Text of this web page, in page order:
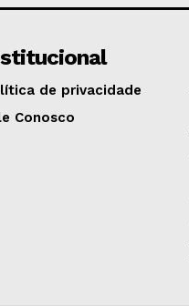
de privacidade
Conosco